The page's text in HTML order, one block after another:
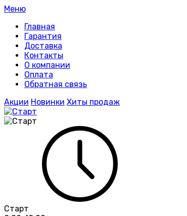
Меню
Главная
Гарантия
Доставка
Контакты
О компании
Оплата
Обратная связь
Акции Новинки Хиты продаж
Старт